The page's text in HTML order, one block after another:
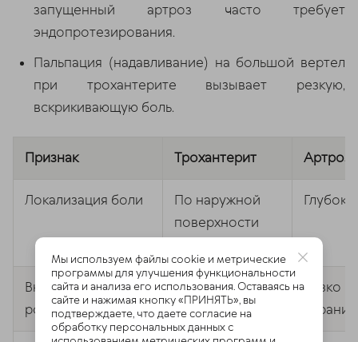
запущенный артроз часто требует
эндопротезирования.
Пальпация (надавливание) на большой вертел
при трохантерите вызывает резкую,
вскрикивающую боль.
Признак Трохантерит Артроз
Локализация боли
По наружной
поверхности
Внутренняя
ротация бедра
Обычно
безболезненна
Резко
Мы используем файлы cookie и метрические
программы для улучшения функциональности
сайта и анализа его использования. Оставаясь на
сайте и нажимая кнопку «ПРИНЯТЬ», вы
подтверждаете, что даете согласие на
обработку персональных данных с